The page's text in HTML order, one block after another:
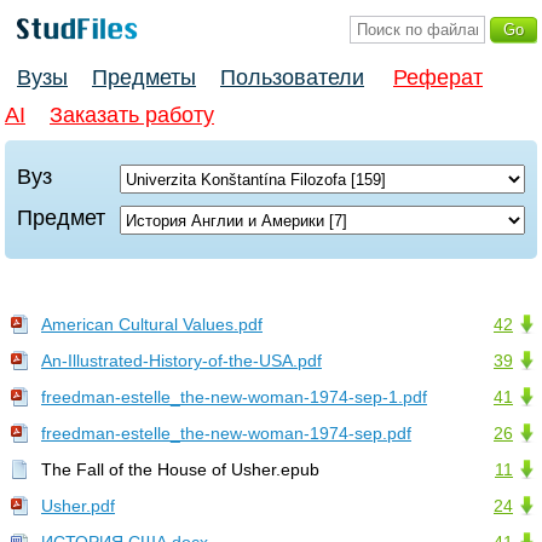
Вузы Предметы Пользователи
Реферат
AI
Заказать работу
Вуз
Предмет
42
American Cultural Values.pdf
39
An-Illustrated-History-of-the-USA.pdf
41
freedman-estelle_the-new-woman-1974-sep-1.pdf
26
freedman-estelle_the-new-woman-1974-sep.pdf
11
The Fall of the House of Usher.epub
24
Usher.pdf